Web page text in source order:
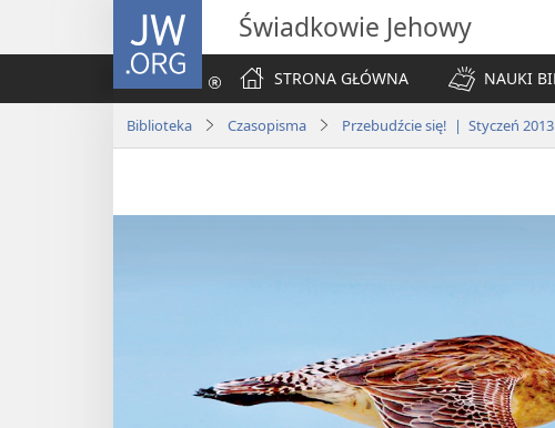
JW.ORG Świadkowie Jehowy
STRONA GŁÓWNA
NAUKI
Biblioteka Czasopisma Przebudźcie się! | Styczeń 2013